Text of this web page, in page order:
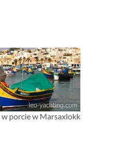
porcie w Marsaxlokk